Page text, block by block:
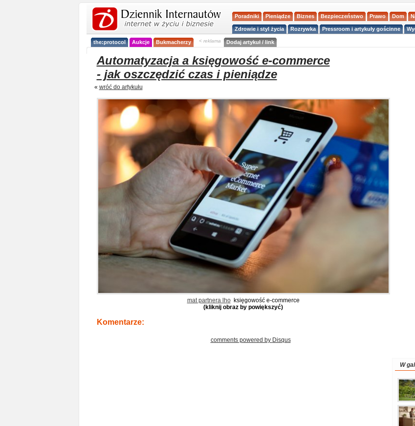
Poradniki Pieniądze Biznes Bezpieczeństwo Prawo Dom
Zdrowie i styl życia Rozrywka Pressroom i artykuły gościnne
the:protocol Aukcje Bukmacherzy < reklama Dodaj artykuł / link
Automatyzacja a księgowość e-commerce
- jak oszczędzić czas i pieniądze
« wróć do artykułu
mat partnera lhoksięgowość e-commerce
(kliknij obraz by powiększyć)
Komentarze:
comments powered by Disqus
W